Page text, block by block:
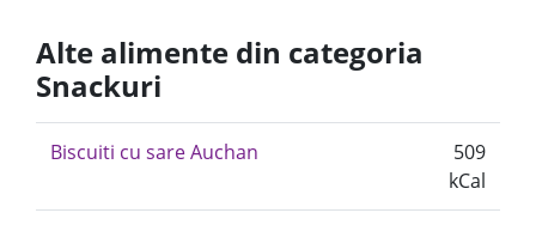
Alte alimente din categoria
Snackuri
Biscuiti cu sare Auchan
509
kCal